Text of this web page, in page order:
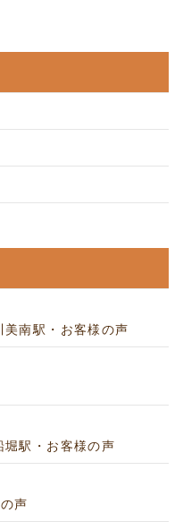
南駅・お客様の声
駅・お客様の声
声